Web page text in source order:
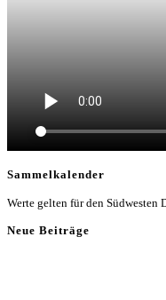
Sammelkalender
Werte gelten für den Südwesten
Neue Beiträge